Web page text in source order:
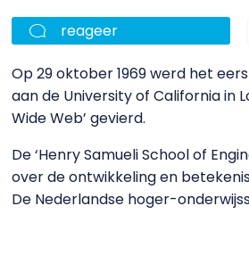
reageer
Op 29 oktober 1969 werd het
aan de University of California in
Wide Web’ gevierd.
De ‘Henry Samueli School of
over de ontwikkeling en
De Nederlandse hoger-